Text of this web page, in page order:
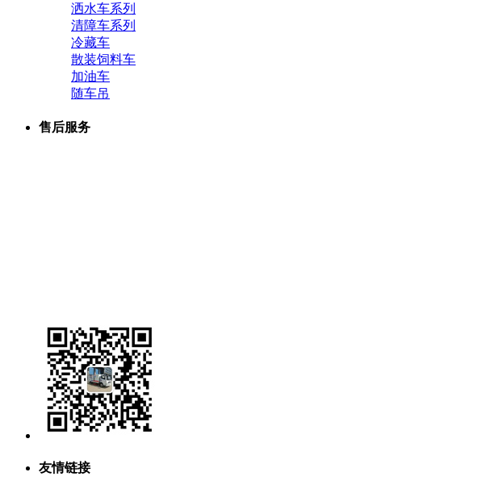
洒水车系列
清障车系列
冷藏车
散装饲料车
加油车
随车吊
售后服务
友情链接